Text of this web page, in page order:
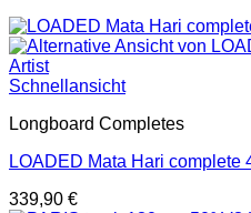
Schnellansicht
Longboard Completes
LOADED Mata Hari complete
339,90 €